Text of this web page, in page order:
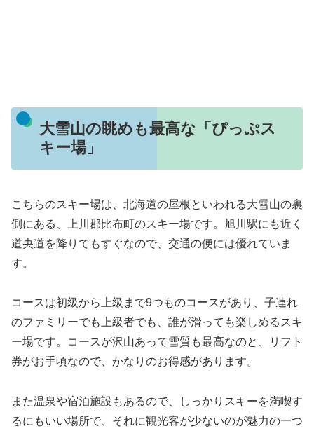
大雪山の眺めも最高な「ぴっぷス
キー場」
こちらのスキー場は、北海道の屋根といわれる大雪山の裏
側にある、上川郡比布町のスキー場です。旭川駅にも近く
道央道を降りてもすぐなので、交通の便には優れていま
す。
コースは初級から上級まで9つものコースがあり、子連れ
のファミリーでも上級者でも、誰が滑っても楽しめるスキ
ー場です。コースが沢山あって雪質も最高なのと、リフト
券がお手頃なので、かなりのお得感があります。
また温泉や宿泊施設もあるので、しっかりスキーを満喫す
るにもいい場所で、それに観光客が少ないのが魅力の一つ